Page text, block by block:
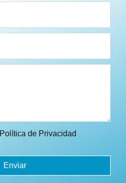
Política de Privacidad
Enviar